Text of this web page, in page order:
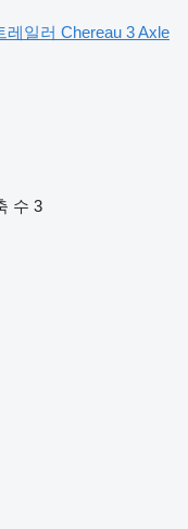
레일러 Chereau 3 Axle
수 3